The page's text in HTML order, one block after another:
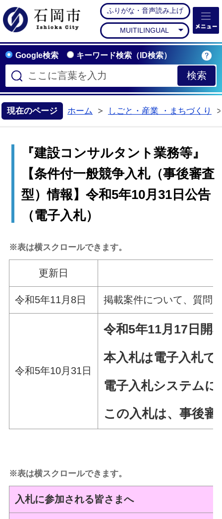
石岡市公式ホームペー
ふりがな・音声読み上げ
MUITILINGUAL
Google検索 キーワード検索（ID検索）
現在のページ ホーム
しごと・産業 ・まちづくり
『建設コンサルタント業務等』
【条件付一般競争入札（事後審査
型）情報】令和5年10月31日公告
（電子入札）
※表は横スクロールできます。
更新日
令和5年11月8日 掲載案件について、質問
令和5年10月31日
令和5年11月17日 開
本入札は電子入札で
電子入札システム
この入札は、事後
※表は横スクロールできます。
入札に参加される皆さまへ